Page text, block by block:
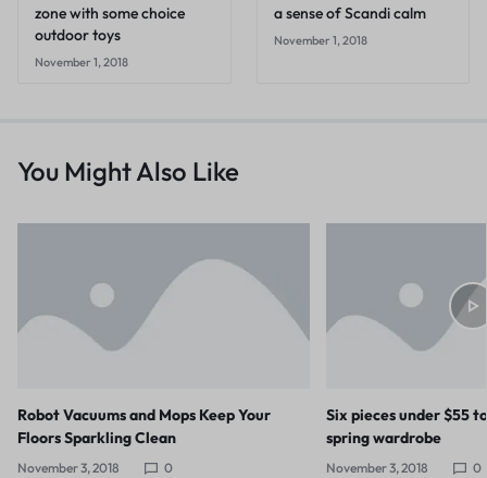
zone with some choice
outdoor toys
November 1, 2018
a sense of Scandi calm
November 1, 2018
You Might Also Like
Robot Vacuums and Mops Keep Your
Floors Sparkling Clean
November 3, 2018 0
Six pieces under $55
spring wardrobe
November 3, 2018 0